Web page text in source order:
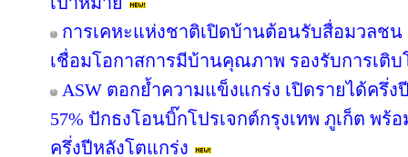
การเคหะแห่งชาติเปิดบ้านต้อนรับสื่อมวลช
เชื่อมโอกาสการมีบ้านคุณภาพ รองรับการเติบ
ASW ตอกย้ำความแข็งแกร่ง เปิดรายได้ครึ่ง
57% ปักธงโอนบิ๊กโปรเจกต์กรุงเทพ ภูเก็ต พ
ครึ่งปีหลังโตแกร่ง